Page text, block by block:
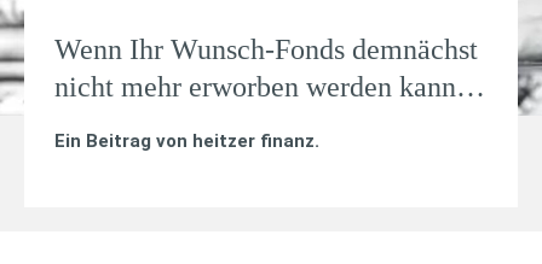
Wenn Ihr Wunsch-Fonds demnächst
nicht mehr erworben werden kann…
Ein Beitrag von heitzer finanz.